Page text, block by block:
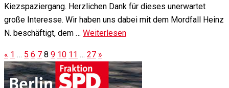
Kiezspaziergang. Herzlichen Dank für dieses unerwartet
große Interesse. Wir haben uns dabei mit dem Mordfall Heinz
N. beschäftigt, dem … Weiterlesen
« 1 … 5 6 7 8 9 10 11 … 27 »